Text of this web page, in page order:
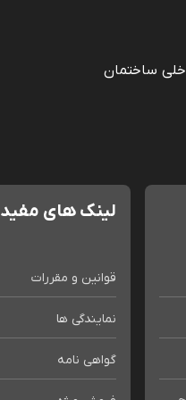
ساختمان
لینک های مفید
قوانین و مقررات
نمایندگی ها
گواهی نامه